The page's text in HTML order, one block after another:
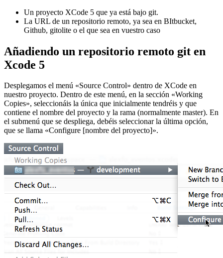
Un proyecto XCode 5 que ya está bajo git.
La URL de un repositorio remoto, ya sea en BItbucket,
Github, gitolite o el que sea en vuestro caso
Añadiendo un repositorio remoto git en
Xcode 5
Desplegamos el menú «Source Control» dentro de XCode en
nuestro proyecto. Dentro de este menú, en la sección «Working
Copies», seleccionáis la única que inicialmente tendréis y que
contiene el nombre del proyecto y la rama (normalmente master). En
el submenú que se despliega, debéis seleccionar la última opción,
que se llama «Configure [nombre del proyecto]».